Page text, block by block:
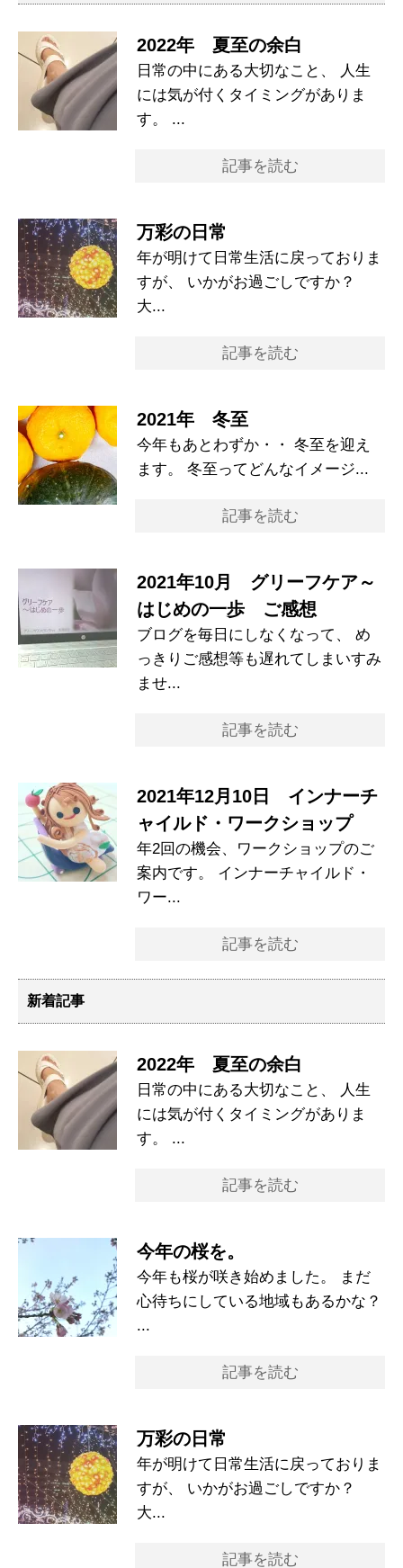
2022年 夏至の余白
日常の中にある大切なこと、 人生
には気が付くタイミングがありま
す。 ...
記事を読む
万彩の日常
年が明けて日常生活に戻っておりま
すが、 いかがお過ごしですか？
大...
記事を読む
2021年 冬至
今年もあとわずか・・ 冬至を迎え
ます。 冬至ってどんなイメージ...
記事を読む
2021年10月 グリーフケア～
はじめの一歩 ご感想
ブログを毎日にしなくなって、 め
っきりご感想等も遅れてしまいすみ
ませ...
記事を読む
2021年12月10日 インナーチ
ャイルド・ワークショップ
年2回の機会、ワークショップのご
案内です。 インナーチャイルド・
ワー...
記事を読む
新着記事
2022年 夏至の余白
日常の中にある大切なこと、 人生
には気が付くタイミングがありま
す。 ...
記事を読む
今年の桜を。
今年も桜が咲き始めました。 まだ
心待ちにしている地域もあるかな？
...
記事を読む
万彩の日常
年が明けて日常生活に戻っておりま
すが、 いかがお過ごしですか？
大...
記事を読む